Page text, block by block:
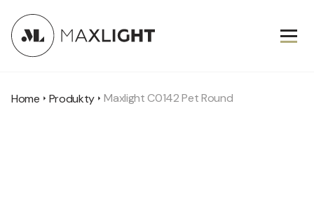
Home Produkty Maxlight C0142 Pet Round